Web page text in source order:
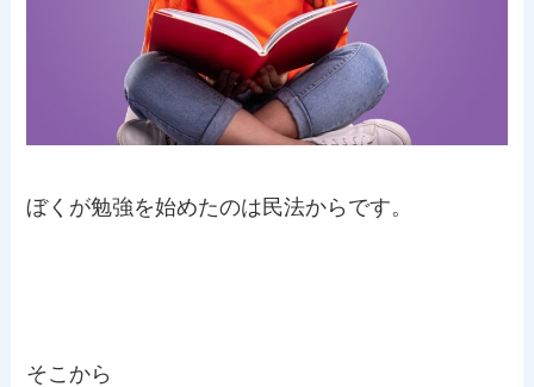
ぼくが勉強を始めたのは民法からです。
そこから